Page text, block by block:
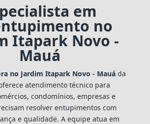
em
no
Itapark Novo -
Mauá
no Jardim Itapark Novo - Mauáda
atendimento técnico para
condomínios, empresas e
resolver entupimentos com
e qualidade. A equipe atua em